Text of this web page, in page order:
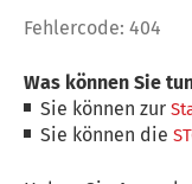
Fehlercode: 404
Was können Sie
Sie können zur
Sie können die